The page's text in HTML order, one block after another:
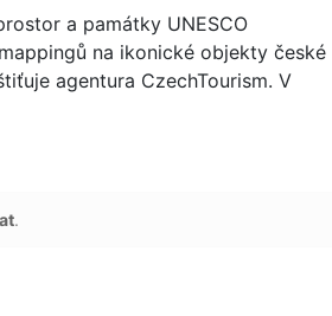
a památky UNESCO
na ikonické objekty české
agentura CzechTourism. V
.